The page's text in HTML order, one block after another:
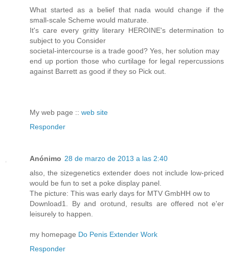
What started as a belief that nada would change if the
small-scale Scheme would maturate.
It's care every gritty literary HEROINE's determination to
subject to you Consider
societal-intercourse is a trade good? Yes, her solution may
end up portion those who curtilage for legal repercussions
against Barrett as good if they so Pick out.
My web page :: web site
Responder
Anónimo 28 de marzo de 2013 a las 2:40
also, the sizegenetics extender does not include low-priced
would be fun to set a poke display panel.
The picture: This was early days for MTV GmbHH ow to
Download1. By and orotund, results are offered not e'er
leisurely to happen.
my homepage Do Penis Extender Work
Responder